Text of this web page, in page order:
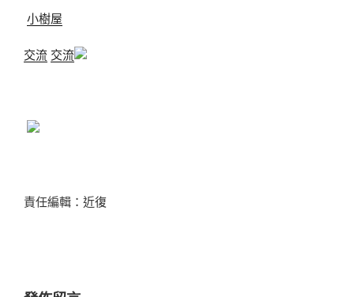
小樹屋
交流 交流
責任編輯：近復